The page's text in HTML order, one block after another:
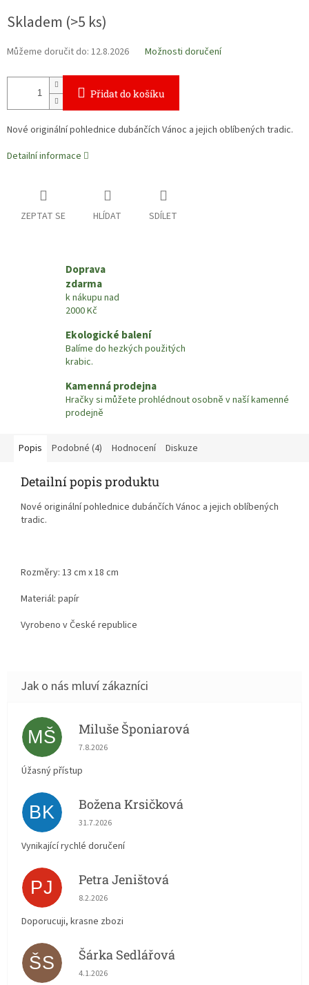
cena:
Skladem (>5 ks)
Můžeme doručit do: 12.8.2026 Možnosti doručení
Přidat do košíku
Nové originální pohlednice dubánčích Vánoc a jejich oblíbených tradic.
Detailní informace
ZEPTAT SE HLÍDAT SDÍLET
Doprava
zdarma
k nákupu nad
2000 Kč
Ekologické balení
Balíme do hezkých použitých
krabic.
Kamenná prodejna
Hračky si můžete prohlédnout osobně v naší kamenné
prodejně
Popis Podobné (4) Hodnocení Diskuze
Detailní popis produktu
Nové originální pohlednice dubánčích Vánoc a jejich oblíbených
tradic.
Rozměry: 13 cm x 18 cm
Materiál: papír
Vyrobeno v České republice
MŠ Miluše Šponiarová
Hodnocení obchodu je 5 z 5 hvězdiček.
7.8.2026
Úžasný přístup
BK Božena Krsičková
Hodnocení obchodu je 5 z 5 hvězdiček.
31.7.2026
Vynikající rychlé doručení
PJ Petra Jeništová
Hodnocení obchodu je 5 z 5 hvězdiček.
8.2.2026
Doporucuji, krasne zbozi
ŠS Šárka Sedlářová
Hodnocení obchodu je 5 z 5 hvězdiček.
4.1.2026